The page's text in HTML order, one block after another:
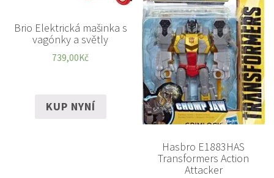
Brio Elektrická mašinka s
vagónky a světly
739,00Kč
KUP NYNÍ
Hasbro E1883HAS
Transformers Action
Attacker